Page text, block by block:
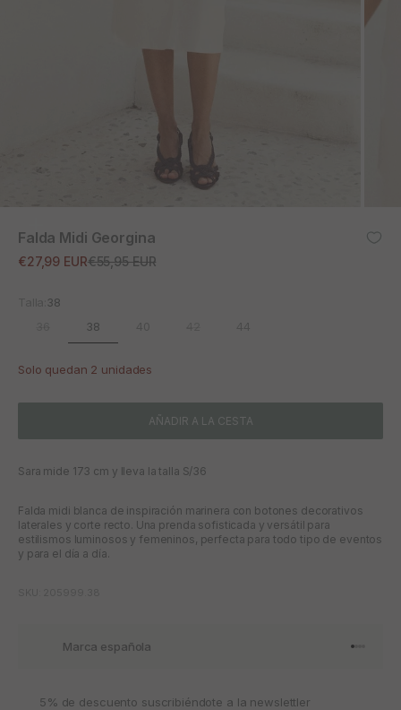
Falda Midi Georgina
Precio de oferta
€27,99 EURPrecio normal
€55,95 EUR
38
38
Solo quedan 2 unidades
AÑADIR A LA CESTA
Sara mide 173 cm y lleva la talla S/36
Falda midi blanca de inspiración marinera con botones decorativos
laterales y corte recto. Una prenda sofisticada y versátil para
estilismos luminosos y femeninos, perfecta para todo tipo de eventos
y para el día a día.
Marca española Ir al
Ir al
5% de descuento suscribiéndote a la newslettler